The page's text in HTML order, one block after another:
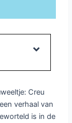
Creu
verhaal van
is in de